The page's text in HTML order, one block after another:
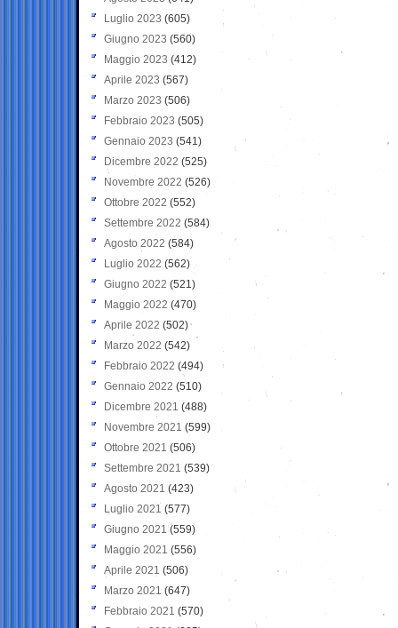
Luglio 2023 (605)
Giugno 2023 (560)
Maggio 2023 (412)
Aprile 2023 (567)
Marzo 2023 (506)
Febbraio 2023 (505)
Gennaio 2023 (541)
Dicembre 2022 (525)
Novembre 2022 (526)
Ottobre 2022 (552)
Settembre 2022 (584)
Agosto 2022 (584)
Luglio 2022 (562)
Giugno 2022 (521)
Maggio 2022 (470)
Aprile 2022 (502)
Marzo 2022 (542)
Febbraio 2022 (494)
Gennaio 2022 (510)
Dicembre 2021 (488)
Novembre 2021 (599)
Ottobre 2021 (506)
Settembre 2021 (539)
Agosto 2021 (423)
Luglio 2021 (577)
Giugno 2021(559)
Maggio 2021 (556)
Aprile 2021 (506)
Marzo 2021 (647)
Febbraio 2021 (570)